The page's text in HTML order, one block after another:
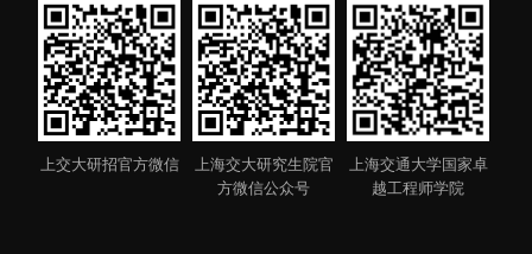
上交大研招官方微信
上海交大研究生院官
方微信公众号
上海交通大学国家卓
越工程师学院